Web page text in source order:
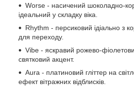
Worse - насичений шоколадно-
ідеальний у складку віка.
Rhythm - персиковий ідіально з
для переходу.
Vibe - яскравий рожево-
святковий акцент.
Aura - платиновий гліттер на
ефект вітражних відблисків.